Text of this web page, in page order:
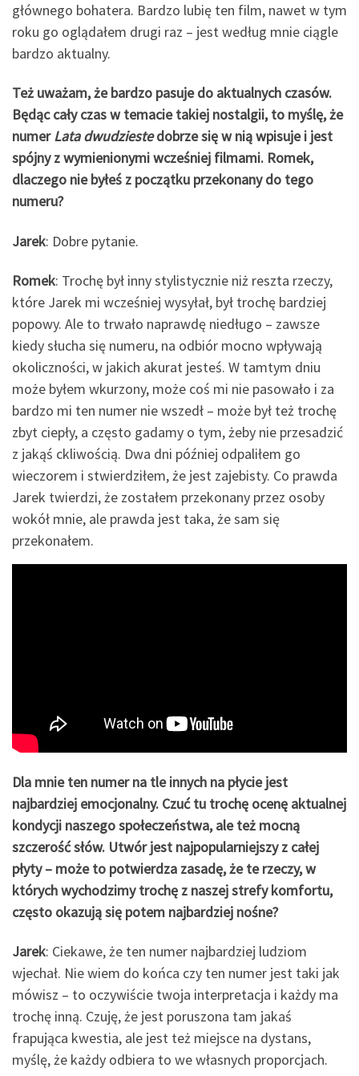
głównego bohatera. Bardzo lubię ten film, nawet w tym
roku go oglądałem drugi raz – jest według mnie ciągle
bardzo aktualny.
Też uważam, że bardzo pasuje do aktualnych czasów.
Będąc cały czas w temacie takiej nostalgii, to myślę, że
numerLata dwudziestedobrze się w nią wpisuje i jest
spójny z wymienionymi wcześniej filmami. Romek,
dlaczego nie byłeś z początku przekonany do tego
numeru?
Jarek: Dobre pytanie.
Romek: Trochę był inny stylistycznie niż reszta rzeczy,
które Jarek mi wcześniej wysyłał, był trochę bardziej
popowy. Ale to trwało naprawdę niedługo – zawsze
kiedy słucha się numeru, na odbiór mocno wpływają
okoliczności, w jakich akurat jesteś. W tamtym dniu
może byłem wkurzony, może coś mi nie pasowało i za
bardzo mi ten numer nie wszedł – może był też trochę
zbyt ciepły, a często gadamy o tym, żeby nie przesadzić
z jakąś ckliwością. Dwa dni później odpaliłem go
wieczorem i stwierdziłem, że jest zajebisty. Co prawda
Jarek twierdzi, że zostałem przekonany przez osoby
wokół mnie, ale prawda jest taka, że sam się
przekonałem.
Dla mnie ten numer na tle innych na płycie jest
najbardziej emocjonalny. Czuć tu trochę ocenę aktualnej
kondycji naszego społeczeństwa, ale też mocną
szczerość słów. Utwór jest najpopularniejszy z całej
płyty – może to potwierdza zasadę, że te rzeczy, w
których wychodzimy trochę z naszej strefy komfortu,
często okazują się potem najbardziej nośne?
Jarek: Ciekawe, że ten numer najbardziej ludziom
wjechał. Nie wiem do końca czy ten numer jest taki jak
mówisz – to oczywiście twoja interpretacja i każdy ma
trochę inną. Czuję, że jest poruszona tam jakaś
frapująca kwestia, ale jest też miejsce na dystans,
myślę, że każdy odbiera to we własnych proporcjach.